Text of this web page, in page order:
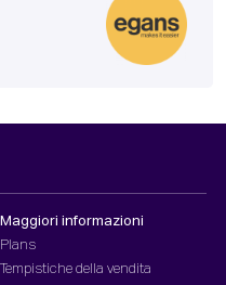
Maggiori informazioni
Plans
Tempistiche della vendita